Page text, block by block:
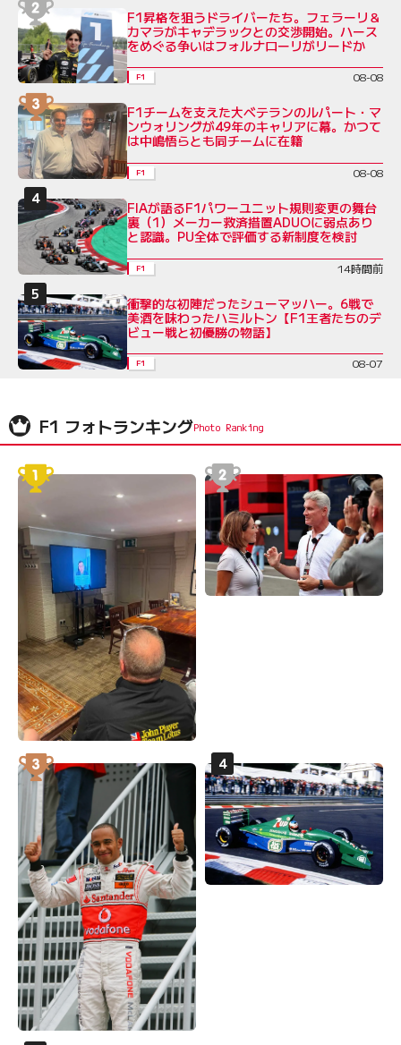
F1昇格を狙うドライバーたち。フェラーリ＆
カマラがキャデラックとの交渉開始。ハース
をめぐる争いはフォルナローリがリードか
F1 08-08
F1チームを支えた大ベテランのルパート・マ
ンウォリングが49年のキャリアに幕。かつて
は中嶋悟らとも同チームに在籍
F1 08-08
FIAが語るF1パワーユニット規則変更の舞台
裏（1）メーカー救済措置ADUOに弱点あり
と認識。PU全体で評価する新制度を検討
F1 14時間前
衝撃的な初陣だったシューマッハー。6戦で
美酒を味わったハミルトン【F1王者たちのデ
ビュー戦と初優勝の物語】
F1 08-07
F1 フォトランキング